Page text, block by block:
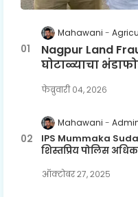
Mahawani
Nagpur Land
घोटाळ्याचा
फेब्रुवारी ०४, २०२६
Mahawani
IPS Mummaka
शिस्तप्रिय पोलिस
ऑक्टोबर २७, २०२५